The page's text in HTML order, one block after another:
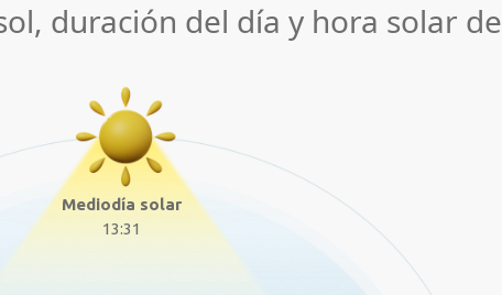
duración del día y hora solar de
Mediodía solar
13:31